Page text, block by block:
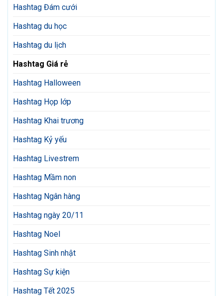
Hashtag Đám cưới
Hashtag du học
Hashtag du lịch
Hashtag Giá rẻ
Hashtag Halloween
Hashtag Họp lớp
Hashtag Khai trương
Hashtag Kỷ yếu
Hashtag Livestrem
Hashtag Mầm non
Hashtag Ngân hàng
Hashtag ngày 20/11
Hashtag Noel
Hashtag Sinh nhật
Hashtag Sự kiện
Hashtag Tết 2025